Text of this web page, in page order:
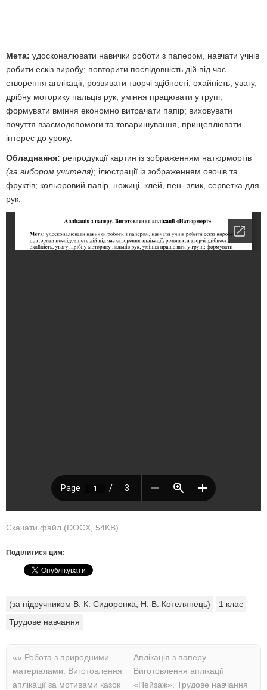
Мета: удосконалювати навички роботи з папером, навчати учнів
робити ескіз виробу; повторити послідовність дій під час
створення аплікації; розвивати творчі здібності, охайність, увагу,
дрібну моторику пальців рук, уміння працювати у групі;
формувати вміння економно витрачати папір; виховувати
почуття взаємодопомоги та товаришування, прищеплювати
інтерес до уроку.
Обладнання: репродукції картин із зображенням натюрмортів
(за вибором учителя); ілюстрації із зображенням овочів та
фруктів; кольоровий папір, ножиці, клей, пен- злик, серветка для
рук.
Скачати файл (DOCX, 54KB)
Поділитися цим:
(за підручником В. К. Сидоренка, Н. В. Котелянець)
1 клас
Трудове навчання
«« Робота з природними
матеріалами. Виготовлення
аплікації за мотивами казок
Аплікація з паперу.
Виготовлення аплікації
«Пейзаж». Трудове навчання